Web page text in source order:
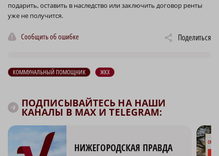
подарить, оставить в наследство или заключить договор ренты
уже не получится.
Сообщить об ошибке Поделиться
КОММУНАЛЬНЫЙ ПОМОЩНИК ЖКХ
ПОДПИСЫВАЙТЕСЬ НА НАШИ
КАНАЛЫ В MAX И TELEGRAM:
НИЖЕГОРОДСКАЯ ПРАВДА